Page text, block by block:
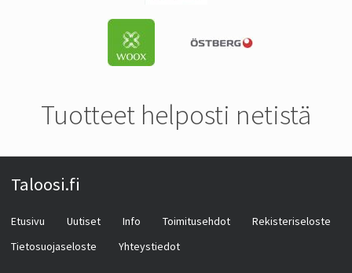
Tuotteet helposti netistä
Taloosi.fi
Etusivu Uutiset Info Toimitusehdot
Rekisteriseloste
Tietosuojaseloste
Yhteystiedot